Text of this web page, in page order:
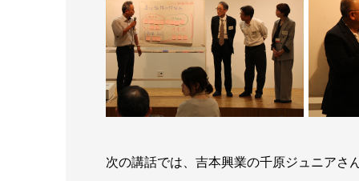
次の講話では、吉本興業の千原ジュニアさ